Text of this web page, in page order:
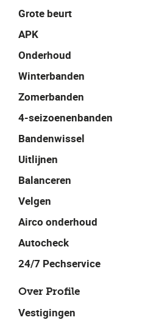
Grote beurt
APK
Onderhoud
Winterbanden
Zomerbanden
4-seizoenenbanden
Bandenwissel
Uitlijnen
Balanceren
Velgen
Airco onderhoud
Autocheck
24/7 Pechservice
Over Profile
Vestigingen